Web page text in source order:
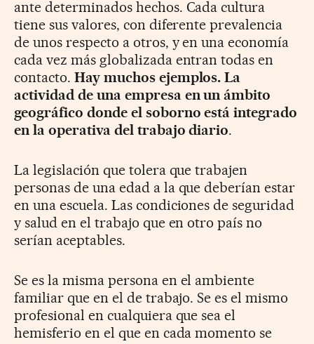
ante determinados hechos. Cada cultura
tiene sus valores, con diferente prevalencia
de unos respecto a otros, y en una economía
cada vez más globalizada entran todas en
contacto. Hay muchos ejemplos. La
actividad de una empresa en un ámbito
geográfico donde el soborno está integrado
en la operativa del trabajo diario.
La legislación que tolera que trabajen
personas de una edad a la que deberían estar
en una escuela. Las condiciones de seguridad
y salud en el trabajo que en otro país no
serían aceptables.
Se es la misma persona en el ambiente
familiar que en el de trabajo. Se es el mismo
profesional en cualquiera que sea el
hemisferio en el que en cada momento se